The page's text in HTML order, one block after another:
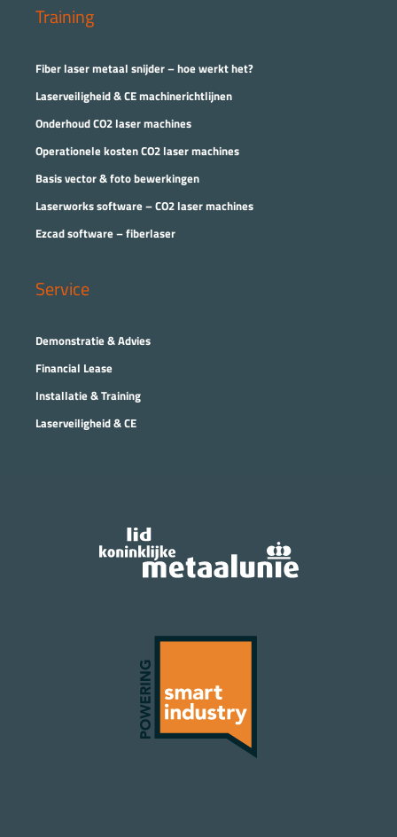
Training
Fiber laser metaal snijder – hoe werkt het?
Laserveiligheid & CE machinerichtlijnen
Onderhoud CO2 laser machines
Operationele kosten CO2 laser machines
Basis vector & foto bewerkingen
Laserworks software – CO2 laser machines
Ezcad software – fiberlaser
Service
Demonstratie & Advies
Financial Lease
Installatie & Training
Laserveiligheid & CE